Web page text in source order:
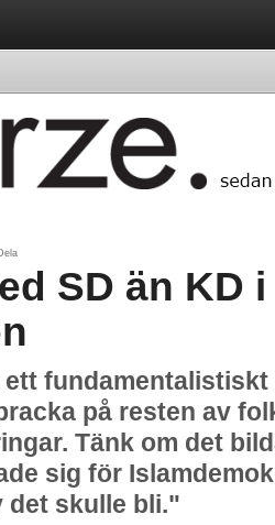
SD än KD i
ett
på resten av
Tänk om det
sig för
det skulle bli."